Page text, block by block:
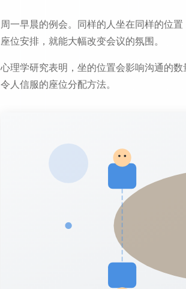
周一早晨的例会。同样的人坐在同样的位
座位安排，就能大幅改变会议的氛围。
心理学研究表明，坐的位置会影响沟通的
令人信服的座位分配方法。